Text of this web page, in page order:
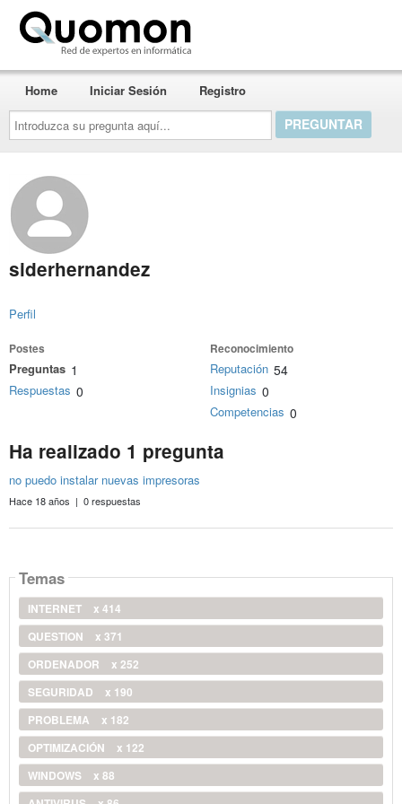
Introduzca
su
pregunta
aquí...
Home Iniciar Sesión Registro
siderhernandez
Perfil
Postes
Preguntas 1
Respuestas 0
Reconocimiento
Reputación 54
Insignias 0
Competencias 0
Ha realizado 1 pregunta
no puedo instalar nuevas impresoras
Hace 18 años | 0 respuestas
Temas
INTERNET
x 414
QUESTION
x 371
ORDENADOR
x 252
SEGURIDAD
x 190
PROBLEMA
x 182
OPTIMIZACIÓN
x 122
WINDOWS
x 88